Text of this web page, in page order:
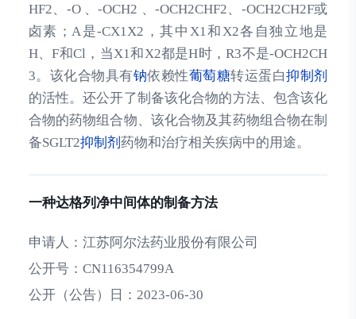
HF2、-O 、-OCH2 、-OCH2CHF2、-OCH2CH2F或
卤素；A是-CX1X2，其中X1和X2各自独立地是
H、F和Cl，当X1和X2都是H时，R3不是-OCH2CH
3。该化合物具有钠依赖性葡萄糖转运蛋白抑制剂
的活性。还公开了制备该化合物的方法、包含该化
合物的药物组合物、该化合物及其药物组合物在制
备SGLT2抑制剂 药物和治疗相关疾病中的用途。
一种达格列净中间体的制备方法
申请人： 江苏阿尔法药业股份有限公司
公开号： CN116354799A
公开（公告）日： 2023-06-30